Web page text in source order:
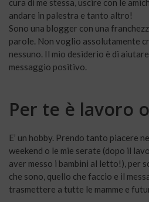
cura di me stessa, uscire con le
andare in palestra e tanto altro!
Sono una blogger con una
parole. Non voglio assolutamente
nessuno. Il mio desiderio è di
messaggio positivo.
Per te è lavoro
E’ un hobby. Prendo tanto piacere
weekend o le mie serate (dopo il
aver messo i bambini al letto!), per
che sono, quello che faccio e il
trasmettere a tutte le mamme e